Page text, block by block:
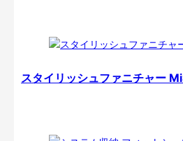
スタイリッシュファニチャー